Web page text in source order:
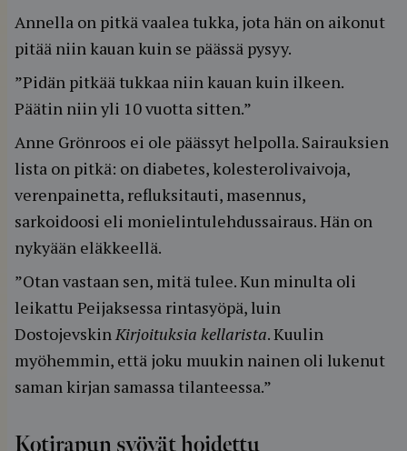
Annella on pitkä vaalea tukka, jota hän on aikonut
pitää niin kauan kuin se päässä pysyy.
”Pidän pitkää tukkaa niin kauan kuin ilkeen.
Päätin niin yli 10 vuotta sitten.”
Anne Grönroos ei ole päässyt helpolla. Sairauksien
lista on pitkä: on diabetes, kolesterolivaivoja,
verenpainetta, refluksitauti, masennus,
sarkoidoosi eli monielintulehdussairaus. Hän on
nykyään eläkkeellä.
”Otan vastaan sen, mitä tulee. Kun minulta oli
leikattu Peijaksessa rintasyöpä, luin
DostojevskinKirjoituksia kellarista. Kuulin
myöhemmin, että joku muukin nainen oli lukenut
saman kirjan samassa tilanteessa.”
Kotirapun syövät hoidettu